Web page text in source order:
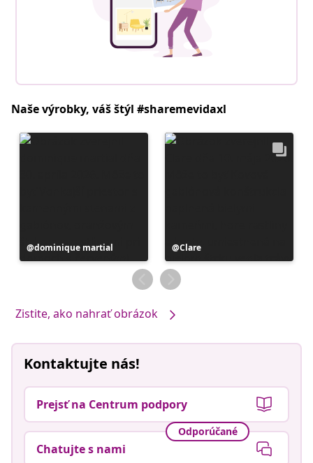
Naše výrobky, váš štýl #sharemevidaxl
Príspevok
zverejnil
dominique martial
Príspevok
zverejnil
Clare
Zistite, ako nahrať obrázok
Kontaktujte nás!
Prejsť na Centrum podpory
Odporúčané
Chatujte s nami